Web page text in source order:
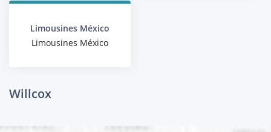
Limousines México
Limousines México
Willcox